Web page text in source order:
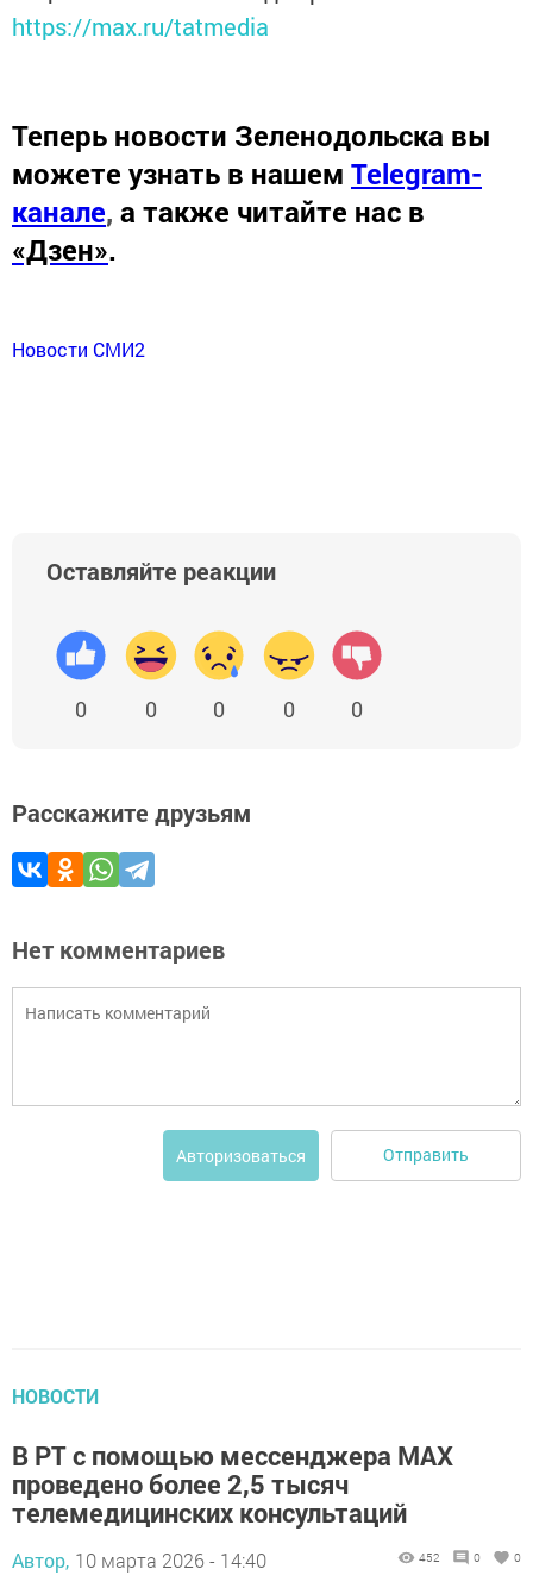
https://max.ru/tatmedia
Теперь новости Зеленодольска вы
можете узнать в нашем Telegram-
канале, а также читайте нас в
«Дзен».
Новости СМИ2
Оставляйте реакции
0 0 0 0 0
Расскажите друзьям
Нет комментариев
Авторизоваться Отправить
НОВОСТИ
В РТ с помощью мессенджера MAX
проведено более 2,5 тысяч
телемедицинских консультаций
Автор, 10 марта 2026 - 14:40 452 0 0